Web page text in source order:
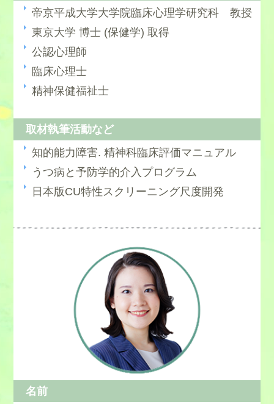
帝京平成大学大学院臨床心理学研究科 教授
東京大学 博士 (保健学) 取得
公認心理師
臨床心理士
精神保健福祉士
取材執筆活動など
知的能力障害. 精神科臨床評価マニュアル
うつ病と予防学的介入プログラム
日本版CU特性スクリーニング尺度開発
名前